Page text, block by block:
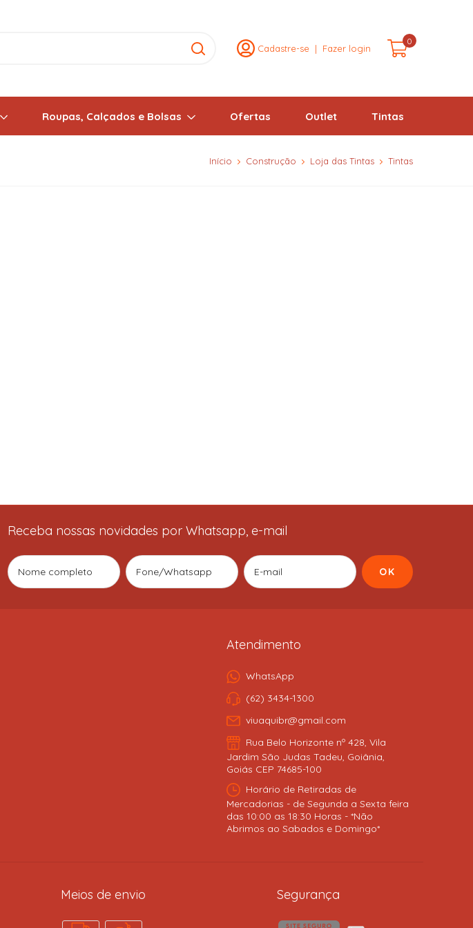
Cadastre-se | Fazer login
0
Roupas, Calçados e Bolsas Ofertas Outlet Tintas
Início Construção Loja das Tintas Tintas
Receba nossas novidades por Whatsapp, e-mail
Atendimento
WhatsApp
(62) 3434-1300
viuaquibr@gmail.com
Rua Belo Horizonte nº 428, Vila
Jardim São Judas Tadeu, Goiânia,
Goiás CEP 74685-100
Horário de Retiradas de
Mercadorias - de Segunda a Sexta feira
das 10:00 as 18:30 Horas - *Não
Abrimos ao Sabados e Domingo*
Meios de envio Segurança